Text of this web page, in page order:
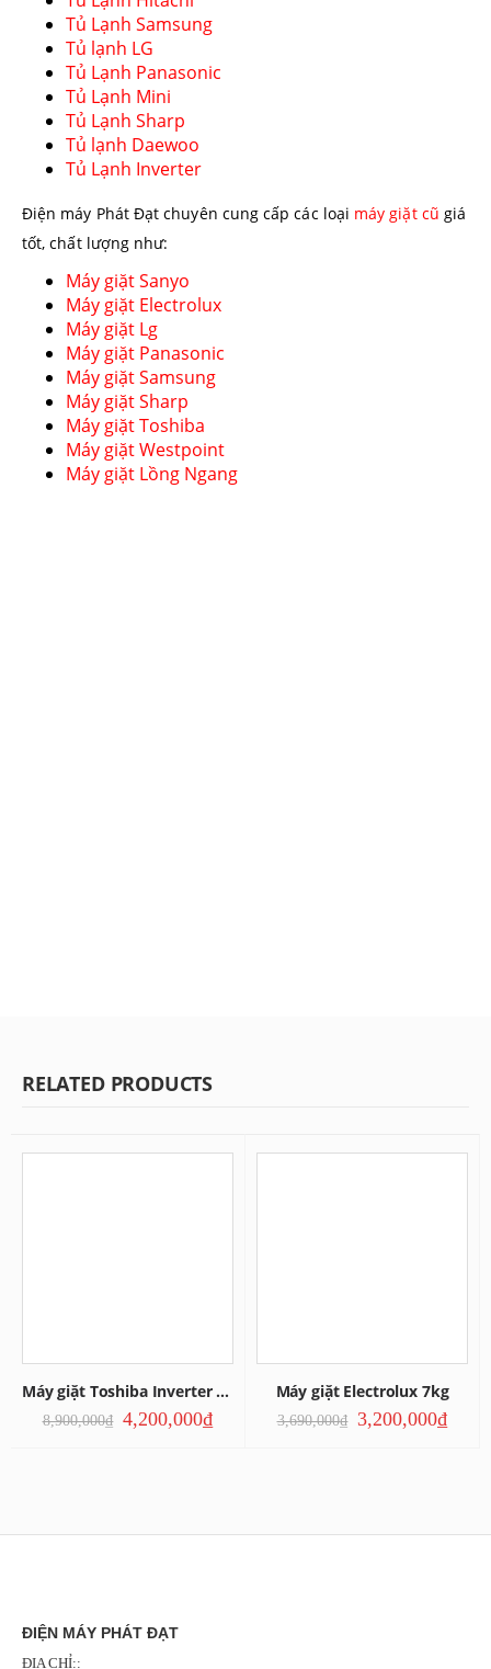
Tủ Lạnh Samsung
Tủ lạnh LG
Tủ Lạnh Panasonic
Tủ Lạnh Mini
Tủ Lạnh Sharp
Tủ lạnh Daewoo
Tủ Lạnh Inverter
Điện máy Phát Đạt chuyên cung cấp các loại máy giặt cũ giá
tốt, chất lượng như:
Máy giặt Sanyo
Máy giặt Electrolux
Máy giặt Lg
Máy giặt Panasonic
Máy giặt Samsung
Máy giặt Sharp
Máy giặt Toshiba
Máy giặt Westpoint
Máy giặt Lồng Ngang
RELATED PRODUCTS
Máy giặt Toshiba Inverter 11KG
8,900,000₫ 4,200,000₫
Máy giặt Electrolux 7kg
3,690,000₫ 3,200,000₫
ĐIỆN MÁY PHÁT ĐẠT
ĐỊA CHỈ::